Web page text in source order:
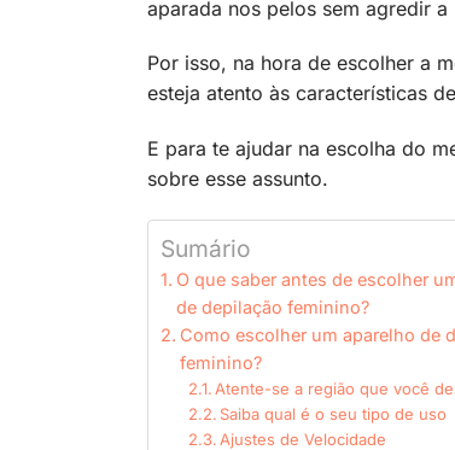
aparada nos pelos sem agredir
Por isso, na hora de escolher a
esteja atento às características
E para te ajudar na escolha do
sobre esse assunto.
Sumário
O que saber antes de escolher
de depilação feminino?
Como escolher um aparelho de
feminino?
Atente-se a região que você
Saiba qual é o seu tipo de uso
Ajustes de Velocidade